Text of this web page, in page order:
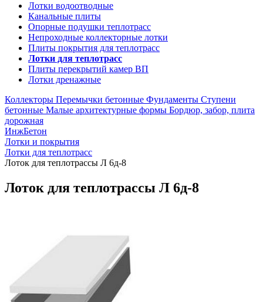
Лотки водоотводные
Канальные плиты
Опорные подушки теплотрасс
Непроходные коллекторные лотки
Плиты покрытия для теплотрасс
Лотки для теплотрасс
Плиты перекрытий камер ВП
Лотки дренажные
Коллекторы Перемычки бетонные Фундаменты Ступени
бетонные Малые архитектурные формы Бордюр, забор, плита
дорожная
ИнжБетон
Лотки и покрытия
Лотки для теплотрасс
Лоток для теплотрассы Л 6д-8
Лоток для теплотрассы Л 6д-8